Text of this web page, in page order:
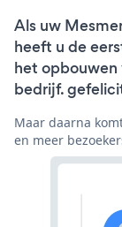
Als uw
heeft u de
het opbouwen
bedrijf.
Maar daarna
en meer